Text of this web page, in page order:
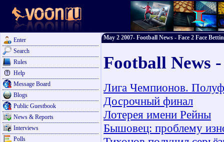
Enter
Search
Rules
Help
Message Board
Blogs
Public Guestbook
News & Reports
Interviews
Polls
May 2 2007- Football News - Face 2 Face
Football News
Лига Чемпионов.
Досрочный финал
Лотерея имени Рейны
Бышовец: проблему